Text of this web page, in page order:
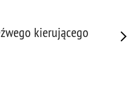
kierującego